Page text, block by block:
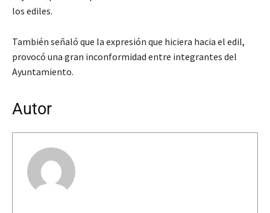
los ediles.
También señaló que la expresión que hiciera hacia el edil,
provocó una gran inconformidad entre integrantes del
Ayuntamiento.
Autor